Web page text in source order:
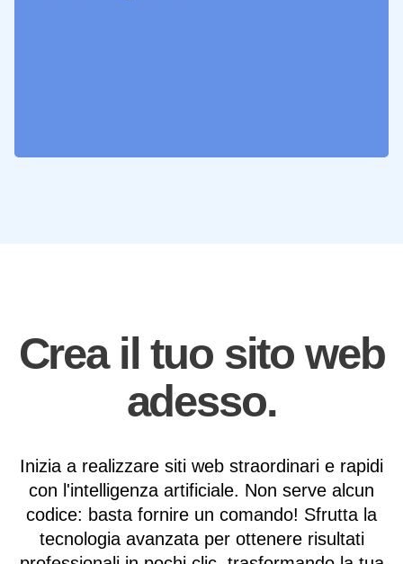
Crea il tuo sito web
adesso.
Inizia a realizzare siti web straordinari e rapidi
con l'intelligenza artificiale. Non serve alcun
codice: basta fornire un comando! Sfrutta la
tecnologia avanzata per ottenere risultati